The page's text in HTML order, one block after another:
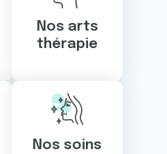
Nos arts
thérapie
Nos soins